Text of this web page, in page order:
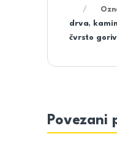
drva,
čvrsto
Povezani